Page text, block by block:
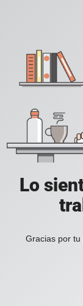
Lo
Gracias por